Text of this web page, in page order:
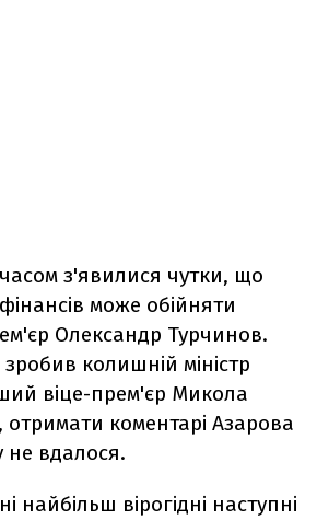
з'явилися чутки, що
може обійняти
Олександр Турчинов.
колишній міністр
віце-прем'єр Микола
коментарі Азарова
не вдалося.
найбільш вірогідні наступні